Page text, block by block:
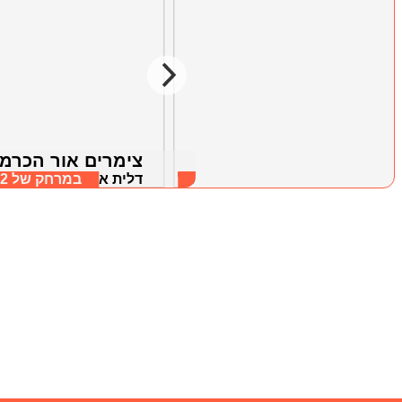
צימרים אור
דלית אל כרמל, חיפה
במרחק של דלית אל כרמל, חיפה וחוף הכרמל